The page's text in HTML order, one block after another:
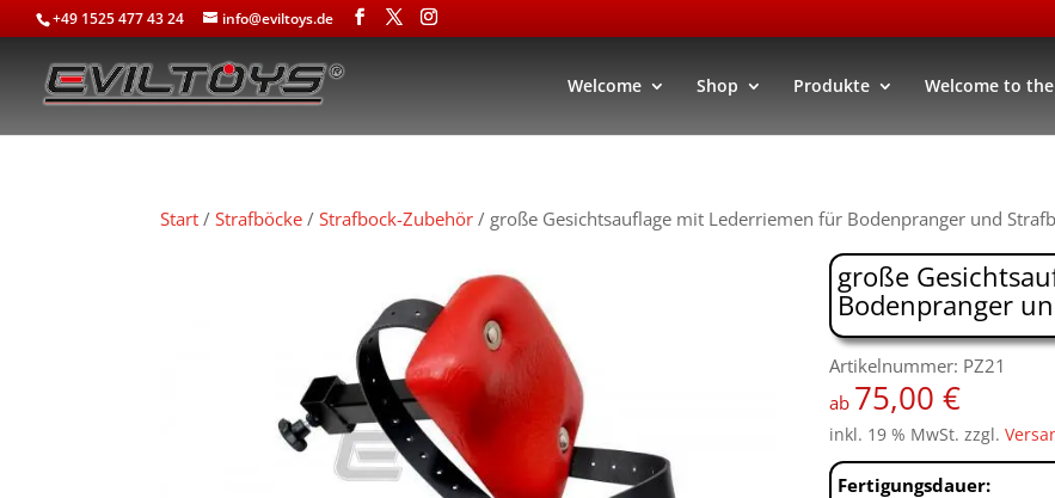
+49 1525 477 43 24 info@eviltoys.de
Welcome Shop Produkte Welcome to
Start /Strafböcke /Strafbock-Zubehör / große Gesichtsauflage mit Lederriemen für Bodenpranger und
große
Bodenpranger
Artikelnummer: PZ21
ab 75,00 €
inkl. 19 % MwSt. zzgl.
Fertigungsdauer: